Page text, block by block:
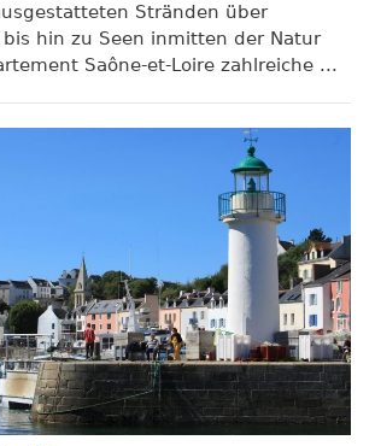
Stränden über
bis hin zu Seen inmitten der Natur
Saône-et-Loire zahlreiche ...